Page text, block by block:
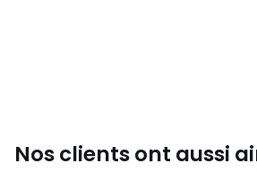
Réf:RW8936
Nos clients ont aussi